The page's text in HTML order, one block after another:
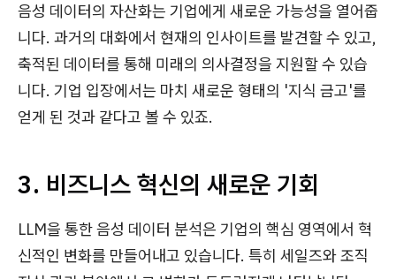
음성 데이터의 자산화는 기업에게 새로운 가능성을 열어줍
니다. 과거의 대화에서 현재의 인사이트를 발견할 수 있고,
축적된 데이터를 통해 미래의 의사결정을 지원할 수 있습
니다. 기업 입장에서는 마치 새로운 형태의 '지식 금고'를
얻게 된 것과 같다고 볼 수 있죠.
3. 비즈니스 혁신의 새로운 기회
LLM을 통한 음성 데이터 분석은 기업의 핵심 영역에서 혁
신적인 변화를 만들어내고 있습니다. 특히 세일즈와 조직